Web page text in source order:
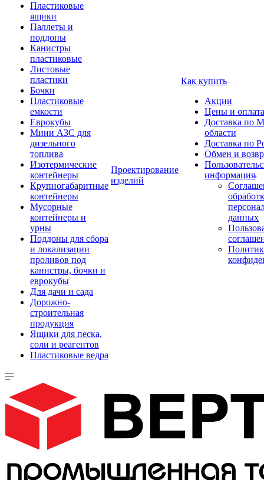
Пластиковые
ящики
Паллеты и
поддоны
Канистры
пластиковые
Листовые
пластики
Бочки
Пластиковые
емкости
Еврокубы
Мини АЗС для
дизельного
топлива
Изотермические
контейнеры
Крупногабаритные
контейнеры
Мусорные
контейнеры и
урны
Поддоны для сбора
и локализации
проливов под
канистры, бочки и
еврокубы
Для дачи и сада
Дорожно-
строительная
продукция
Ящики для песка,
соли и реагентов
Пластиковые ведра
Проектирование
изделий
Как купить
Акции
Цены и оплата
Доставка по
области
Доставка по
Обмен и
информация
данных